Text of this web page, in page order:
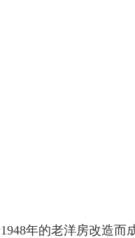
年的老洋房改造而